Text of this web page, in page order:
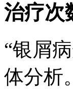
治疗次
“银屑
体分析